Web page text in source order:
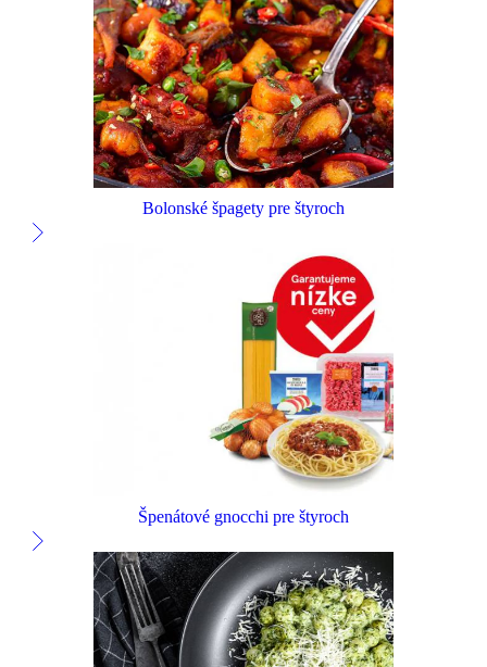
Bolonské špagety pre štyroch
Špenátové gnocchi pre štyroch